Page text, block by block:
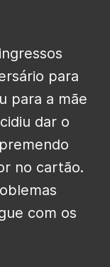
para
para a mãe
dar o
no cartão.
com os